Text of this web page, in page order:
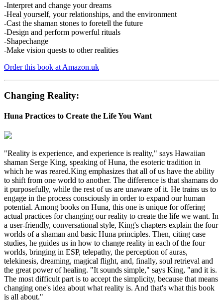
-Interpret and change your dreams
-Heal yourself, your relationships, and the environment
-Cast the shaman stones to foretell the future
-Design and perform powerful rituals
-Shapechange
-Make vision quests to other realities
Order this book at Amazon.uk
Changing Reality:
Huna Practices to Create the Life You Want
"Reality is experience, and experience is reality," says Hawaiian
shaman Serge King, speaking of Huna, the esoteric tradition in
which he was reared.King emphasizes that all of us have the ability
to shift from one world to another. The difference is that shamans do
it purposefully, while the rest of us are unaware of it. He trains us to
engage in the process consciously in order to expand our human
potential. Among books on Huna, this one is unique for offering
actual practices for changing our reality to create the life we want. In
a user-friendly, conversational style, King's chapters explain the four
worlds of a shaman and basic Huna principles. Then, citing case
studies, he guides us in how to change reality in each of the four
worlds, bringing in ESP, telepathy, the perception of auras,
telekinesis, dreaming, magical flight, and, finally, soul retrieval and
the great power of healing. "It sounds simple," says King, "and it is.
The most difficult part is to accept the simplicity, because that means
changing one's idea about what reality is. And that's what this book
is all about."